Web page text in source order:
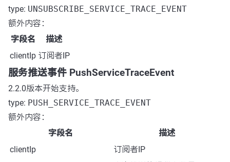
type: UNSUBSCRIBE_SERVICE_TRACE_EVENT
额外内容：
字段名
描述
clientIp 订阅者IP
服务推送事件 PushServiceTraceEvent
2.2.0版本开始支持。
type: PUSH_SERVICE_TRACE_EVENT
额外内容：
字段名
描述
clientIp
订阅者IP